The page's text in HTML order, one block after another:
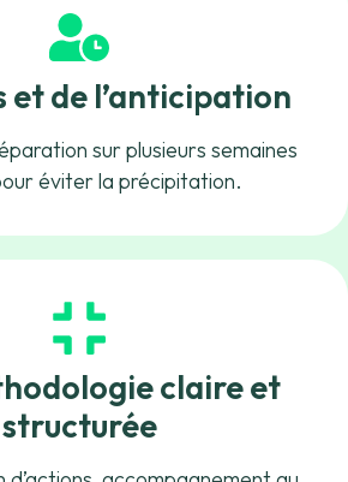
et de l’anticipation
sur plusieurs semaines
éviter la précipitation.
claire et
structurée